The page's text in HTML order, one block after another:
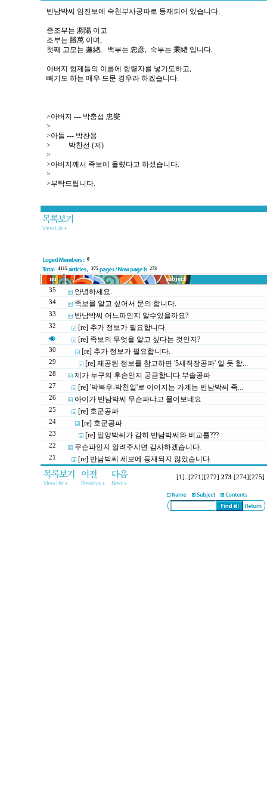
반남박씨 임진보에 숙천부사공파로 등재되어 있습니다.
증조부는 凞陽 이고
조부는 勝萬 이며,
첫째 고모는 蓮緖, 백부는 忠彦, 숙부는 秉緖 입니다.
아버지 형제들의 이름에 항렬자를 넣기도하고,
빼기도 하는 매우 드문 경우라 하겠습니다.
>아버지 --- 박충섭 忠燮
>
>아들 --- 박찬용
> 박찬선 (저)
>
>아버지께서 족보에 올렸다고 하셨습니다.
>
>부탁드립니다.
0
4115
275 273
no
subject
35
안녕하세요.
34 족보를 알고 싶어서 문의 합니다.
33 반남박씨 어느파인지 알수있을까요?
32
[re] 추가 정보가 필요합니다.
[re] 족보의 무엇을 알고 싶다는 것인지?
30 [re] 추가 정보가 필요합니다.
29 [re] 제공된 정보를 참고하면 '5세직장공파' 일 듯 합...
28 제가 누구의 후손인지 궁금합니다 부솔공파
27 [re] '박복우-박천일'로 이어지는 가계는 반남박씨 족...
26 아이가 반남박씨 무슨파냐고 물어보네요
25 [re] 호군공파
24 [re] 호군공파
23 [re] 밀양박씨가 감히 반남박씨와 비교를???
22 무슨파인지 알려주시면 감사하겠습니다.
21 [re] 반남박씨 세보에 등재되지 않았습니다.
[1] [271] [272] 273 [274] [275]